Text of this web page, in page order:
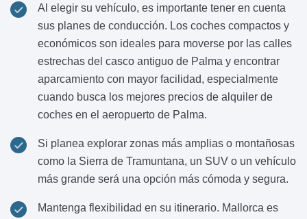
Al elegir su vehículo, es importante tener en cuenta
sus planes de conducción. Los coches compactos y
económicos son ideales para moverse por las calles
estrechas del casco antiguo de Palma y encontrar
aparcamiento con mayor facilidad, especialmente
cuando busca los mejores precios de alquiler de
coches en el aeropuerto de Palma.
Si planea explorar zonas más amplias o montañosas
como la Sierra de Tramuntana, un SUV o un vehículo
más grande será una opción más cómoda y segura.
Mantenga flexibilidad en su itinerario. Mallorca es